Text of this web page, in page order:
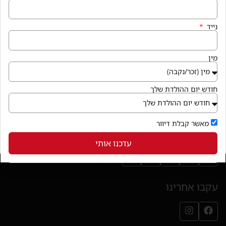
הצהרת נגישות
קניון פרנדלי גן יבנה, המגינים 56
חנייה במקום ללא עלות
בואו לבקר
(נפתח בחלון חדש)
שירותי הקניון
עקבו אחרינו
עמוד הפייסבוק שלנו (נפתח בחלון חדש)
עמוד האינסטגרם שלנו (נפתח בחלון חדש)
נייד
מין
חודש יום ההולדת שלך
מאשר קבלת דיוור
עדכנו אותי